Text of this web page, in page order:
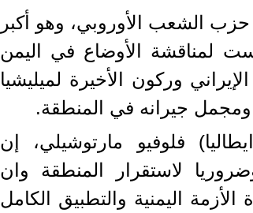
الشعب الأوروبي، وهو أكبر
لمناقشة الأوضاع في اليمن
وركون الأخيرة لميليشيا
ومجمل جيرانه في المنطقة.
فلوفيو مارتوشيلي، إن
لاستقرار المنطقة وان
اليمنية والتطبيق الكامل